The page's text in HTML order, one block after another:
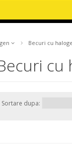
Becuri cu
cu
Sortare dupa: